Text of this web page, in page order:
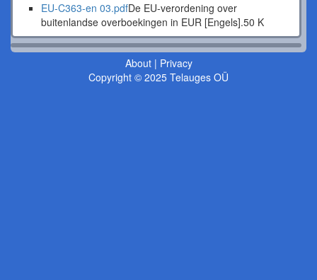
EU-C363-en 03.pdfDe EU-verordening over
buitenlandse overboekingen in EUR [Engels].50 K
About| Privacy
Copyright © 2025 Telauges OÜ